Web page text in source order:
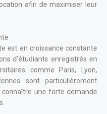
afin de maximiser leur
est en croissance constante
d’étudiants enregistrés en
comme Paris, Lyon,
sont particulièrement
une forte demande